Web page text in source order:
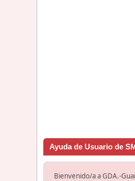
Ayuda de Usuario de
Bienvenido/a a GDA.-